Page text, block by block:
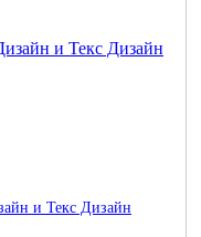
и Текс Дизайн